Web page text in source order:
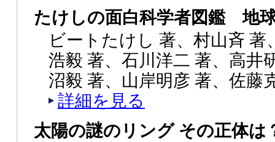
たけしの面白科学者図鑑 地
ビートたけし 著、村山斉 著
浩毅 著、石川洋二 著、高井
沼毅 著、山岸明彦 著、佐藤
詳細を見る
太陽の謎のリング その正体は